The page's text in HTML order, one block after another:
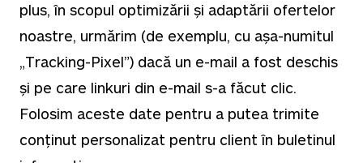
plus, în scopul optimizării și adaptării ofertelor
noastre, urmărim (de exemplu, cu așa-numitul
„Tracking-Pixel”) dacă un e-mail a fost deschis
și pe care linkuri din e-mail s-a făcut clic.
Folosim aceste date pentru a putea trimite
conținut personalizat pentru client în buletinul